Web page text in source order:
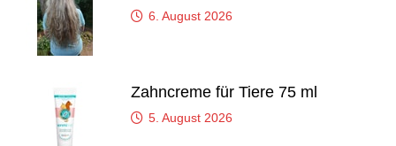
6. August 2026
Zahncreme für Tiere 75 ml
5. August 2026